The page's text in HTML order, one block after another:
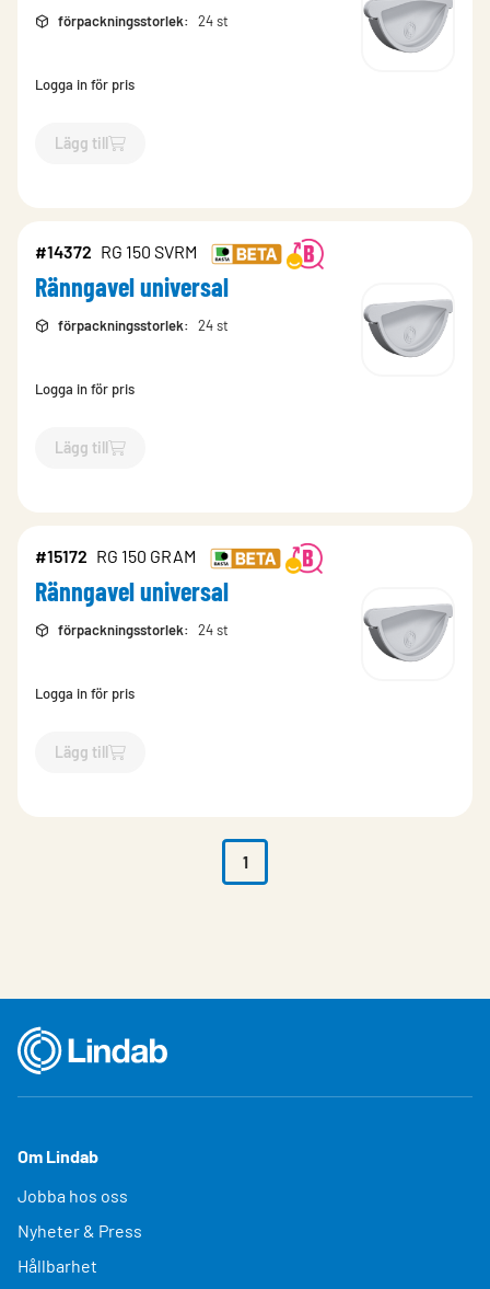
förpackningsstorlek: 24 st
Logga in för pris
Lägg till
`$Lägg till
#14372 RG 150 SVRM
Ränngavel universal
förpackningsstorlek: 24 st
Logga in för pris
Lägg till
`$Lägg till
#15172 RG 150 GRAM
Ränngavel universal
förpackningsstorlek: 24 st
Logga in för pris
Lägg till
`$Lägg till
1
Om Lindab
Jobba hos oss
Nyheter & Press
Hållbarhet